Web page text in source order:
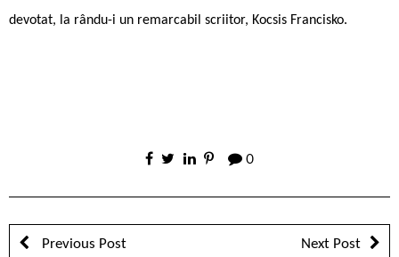
devotat, la rându-i un remarcabil scriitor, Kocsis Francisko.
0
Previous Post Next Post